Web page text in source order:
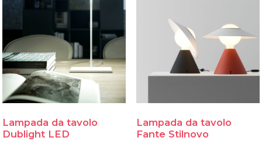
Lampada da tavolo
Dublight LED
Lampada da tavolo
Fante Stilnovo